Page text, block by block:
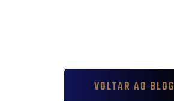
VOLTAR AO BLOG